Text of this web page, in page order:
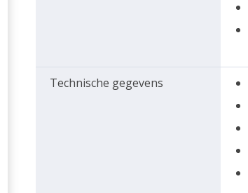
Technische gegevens